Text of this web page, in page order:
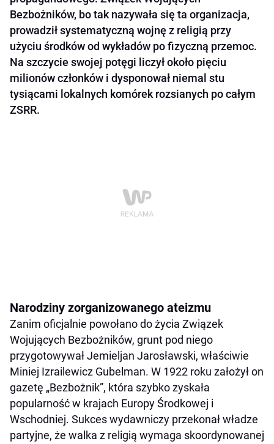
Bezbożników, bo tak nazywała się ta organizacja,
prowadził systematyczną wojnę z religią przy
użyciu środków od wykładów po fizyczną przemoc.
Na szczycie swojej potęgi liczył około pięciu
milionów członków i dysponował niemal stu
tysiącami lokalnych komórek rozsianych po całym
ZSRR.
Narodziny zorganizowanego ateizmu
Zanim oficjalnie powołano do życia Związek
Wojujących Bezbożników, grunt pod niego
przygotowywał Jemieljan Jarosławski, właściwie
Miniej Izrailewicz Gubelman. W 1922 roku założył on
gazetę „Bezbożnik”, która szybko zyskała
popularność w krajach Europy Środkowej i
Wschodniej. Sukces wydawniczy przekonał władze
partyjne, że walka z religią wymaga skoordynowanej